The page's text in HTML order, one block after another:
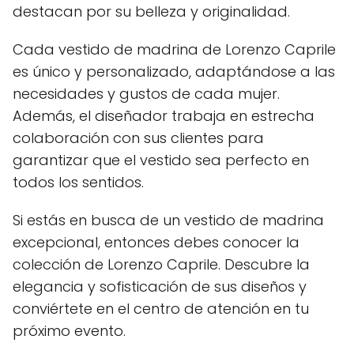
destacan por su belleza y originalidad.
Cada vestido de madrina de Lorenzo Caprile
es único y personalizado, adaptándose a las
necesidades y gustos de cada mujer.
Además, el diseñador trabaja en estrecha
colaboración con sus clientes para
garantizar que el vestido sea perfecto en
todos los sentidos.
Si estás en busca de un vestido de madrina
excepcional, entonces debes conocer la
colección de Lorenzo Caprile. Descubre la
elegancia y sofisticación de sus diseños y
conviértete en el centro de atención en tu
próximo evento.